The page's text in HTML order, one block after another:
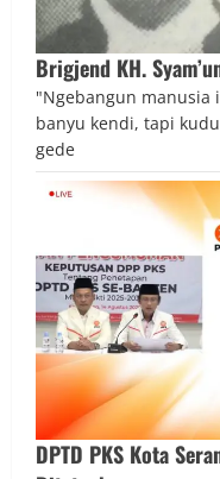
Brigjend KH.
"Ngebangun manusia
banyu kendi, tapi
gede
DPTD PKS Kota